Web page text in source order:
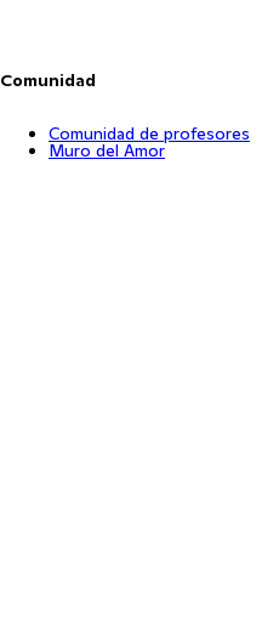
Comunidad
Comunidad de profesores
Muro del Amor